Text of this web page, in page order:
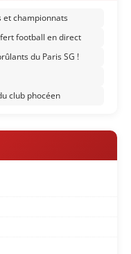
et championnats
football en direct
du Paris SG !
club phocéen